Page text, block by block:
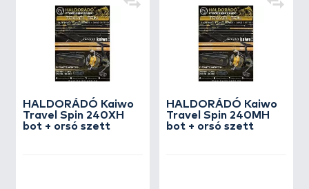
HALDORÁDÓ Kaiwo
Travel Spin 240XH
bot + orsó szett
HALDORÁDÓ Kaiwo
Travel Spin 240MH
bot + orsó szett